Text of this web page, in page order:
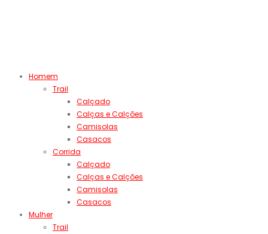
Homem
Trail
Calçado
Calças e Calções
Camisolas
Casacos
Corrida
Calçado
Calças e Calções
Camisolas
Casacos
Mulher
Trail